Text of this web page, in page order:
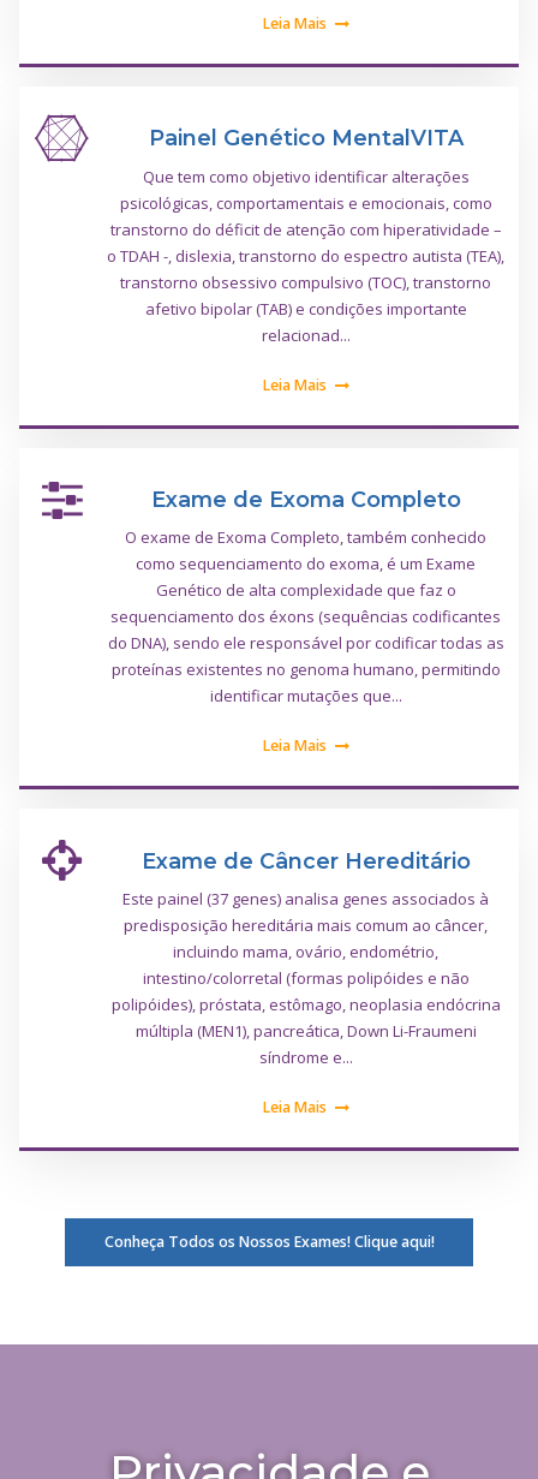
Leia Mais
Painel Genético MentalVITA
Que tem como objetivo identificar alterações
psicológicas, comportamentais e emocionais, como
transtorno do déficit de atenção com hiperatividade –
o TDAH -, dislexia, transtorno do espectro autista (TEA),
transtorno obsessivo compulsivo (TOC), transtorno
afetivo bipolar (TAB) e condições importante
relacionad...
Leia Mais
Exame de Exoma Completo
O exame de Exoma Completo, também conhecido
como sequenciamento do exoma, é um Exame
Genético de alta complexidade que faz o
sequenciamento dos éxons (sequências codificantes
do DNA), sendo ele responsável por codificar todas as
proteínas existentes no genoma humano, permitindo
identificar mutações que...
Leia Mais
Exame de Câncer Hereditário
Este painel (37 genes) analisa genes associados à
predisposição hereditária mais comum ao câncer,
incluindo mama, ovário, endométrio,
intestino/colorretal (formas polipóides e não
polipóides), próstata, estômago, neoplasia endócrina
múltipla (MEN1), pancreática, Down Li-Fraumeni
síndrome e...
Leia Mais
Conheça Todos os Nossos Exames! Clique aqui!